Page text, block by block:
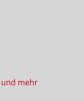
und mehr